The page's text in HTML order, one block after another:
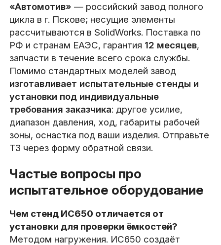
«Автомотив» — российский завод полного
цикла в г. Пскове; несущие элементы
рассчитываются в SolidWorks. Поставка по
РФ и странам ЕАЭС, гарантия 12 месяцев,
запчасти в течение всего срока службы.
Помимо стандартных моделей завод
изготавливает испытательные стенды и
установки под индивидуальные
требования заказчика: другое усилие,
диапазон давления, ход, габариты рабочей
зоны, оснастка под ваши изделия. Отправьте
ТЗ через форму обратной связи.
Частые вопросы про
испытательное оборудование
Чем стенд ИС650 отличается от
установки для проверки ёмкостей?
Методом нагружения. ИС650 создаёт